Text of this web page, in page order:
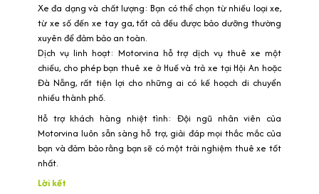
Xe đa dạng và chất lượng: Bạn có thể chọn từ nhiều loại xe,
từ xe số đến xe tay ga, tất cả đều được bảo dưỡng thường
xuyên để đảm bảo an toàn.
Dịch vụ linh hoạt: Motorvina hỗ trợ dịch vụ thuê xe một
chiều, cho phép bạn thuê xe ở Huế và trả xe tại Hội An hoặc
Đà Nẵng, rất tiện lợi cho những ai có kế hoạch di chuyển
nhiều thành phố.
Hỗ trợ khách hàng nhiệt tình: Đội ngũ nhân viên của
Motorvina luôn sẵn sàng hỗ trợ, giải đáp mọi thắc mắc của
bạn và đảm bảo rằng bạn sẽ có một trải nghiệm thuê xe tốt
nhất.
Lời kết